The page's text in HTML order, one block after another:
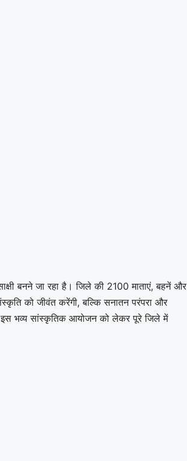
बनने जा रहा है। जिले की 2100 माताएं, बहनें और
को जीवंत करेंगी, बल्कि सनातन परंपरा और
इस भव्य सांस्कृतिक आयोजन को लेकर पूरे जिले में